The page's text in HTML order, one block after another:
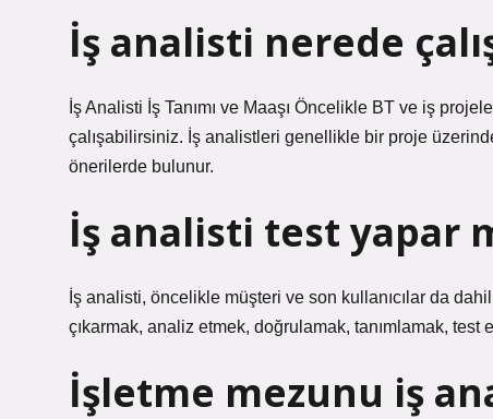
İş analisti nerede
İş Analisti İş Tanımı ve Maaşı Öncelikle BT ve iş
çalışabilirsiniz. İş analistleri genellikle bir proje
önerilerde bulunur.
İş analisti test yapar
İş analisti, öncelikle müşteri ve son kullanıcılar da
çıkarmak, analiz etmek, doğrulamak, tanımlamak,
İşletme mezunu iş